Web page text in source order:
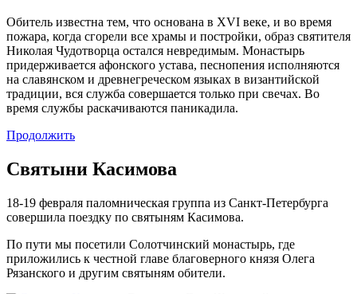
Обитель известна тем, что основана в XVI веке, и во время
пожара, когда сгорели все храмы и постройки, образ святителя
Николая Чудотворца остался невредимым. Монастырь
придерживается афонского устава, песнопения исполняются
на славянском и древнегреческом языках в византийской
традиции, вся служба совершается только при свечах. Во
время службы раскачиваются паникадила.
Продолжить
Святыни Касимова
18-19 февраля паломническая группа из Санкт-Петербурга
совершила поездку по святыням Касимова.
По пути мы посетили Солотчинский монастырь, где
приложились к честной главе благоверного князя Олега
Рязанского и другим святыням обители.